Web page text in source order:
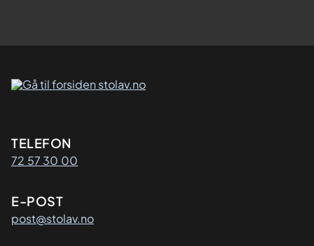
Kontaktinformasjon
TELEFON
72 57 30 00
E-POST
post@stolav.no